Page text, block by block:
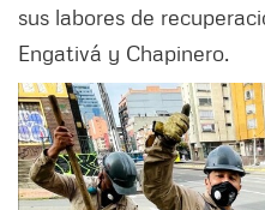
sus labores de
Engativá y Chapinero.